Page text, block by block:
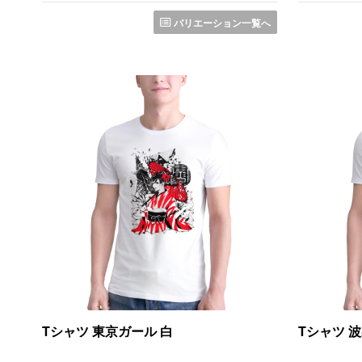
バリエーション一覧へ
Tシャツ 東京ガール 白 Tシャツ